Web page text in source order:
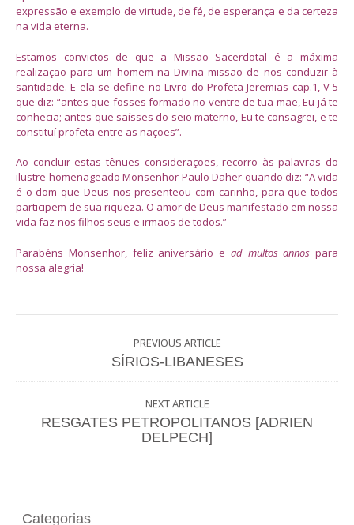
expressão e exemplo de virtude, de fé, de esperança e da certeza
na vida eterna.
Estamos convictos de que a Missão Sacerdotal é a máxima
realização para um homem na Divina missão de nos conduzir à
santidade. E ela se define no Livro do Profeta Jeremias cap.1, V-5
que diz: “antes que fosses formado no ventre de tua mãe, Eu já te
conhecia; antes que saísses do seio materno, Eu te consagrei, e te
constituí profeta entre as nações”.
Ao concluir estas tênues considerações, recorro às palavras do
ilustre homenageado Monsenhor Paulo Daher quando diz: “A vida
é o dom que Deus nos presenteou com carinho, para que todos
participem de sua riqueza. O amor de Deus manifestado em nossa
vida faz-nos filhos seus e irmãos de todos.”
Parabéns Monsenhor, feliz aniversário e ad multos annos para
nossa alegria!
PREVIOUS ARTICLE
SÍRIOS-LIBANESES
NEXT ARTICLE
RESGATES PETROPOLITANOS [ADRIEN
DELPECH]
Categorias